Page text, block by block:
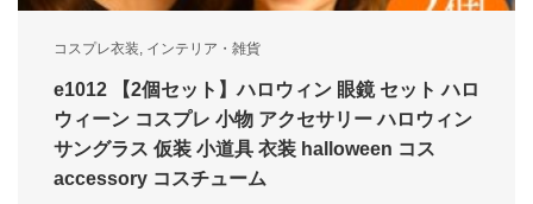
コスプレ衣装 インテリア・雑貨
e1012 【2個セット】ハロウィン 眼鏡 セット ハロ
ウィーン コスプレ 小物 アクセサリー ハロウィン
サングラス 仮装 小道具 衣装 halloween コス
accessory コスチューム